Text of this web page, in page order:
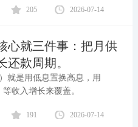
205 2026-07-14
心就三件事：把月供
款周期。
就是用低息置换高息，用
收入增长来覆盖。
191 2026-07-14